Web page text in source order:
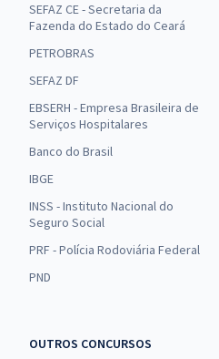
SEFAZ CE - Secretaria da
Fazenda do Estado do Ceará
PETROBRAS
SEFAZ DF
EBSERH - Empresa Brasileira de
Serviços Hospitalares
Banco do Brasil
IBGE
INSS - Instituto Nacional do
Seguro Social
PRF - Polícia Rodoviária Federal
PND
OUTROS CONCURSOS